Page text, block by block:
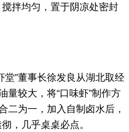
拌均匀，置于阴凉处密封
堂”董事长徐发良从湖北取经
量较大，将“口味虾”制作方
二为一，加入自制卤水后，
，几乎桌桌必点。